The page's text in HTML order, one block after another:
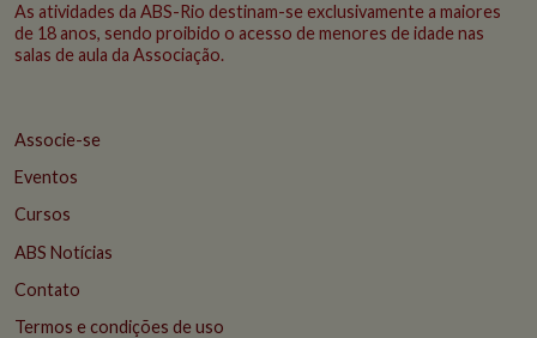
As atividades da ABS-Rio destinam-se exclusivamente a maiores
de 18 anos, sendo proibido o acesso de menores de idade nas
salas de aula da Associação.
Associe-se
Eventos
Cursos
ABS Notícias
Contato
Termos e condições de uso